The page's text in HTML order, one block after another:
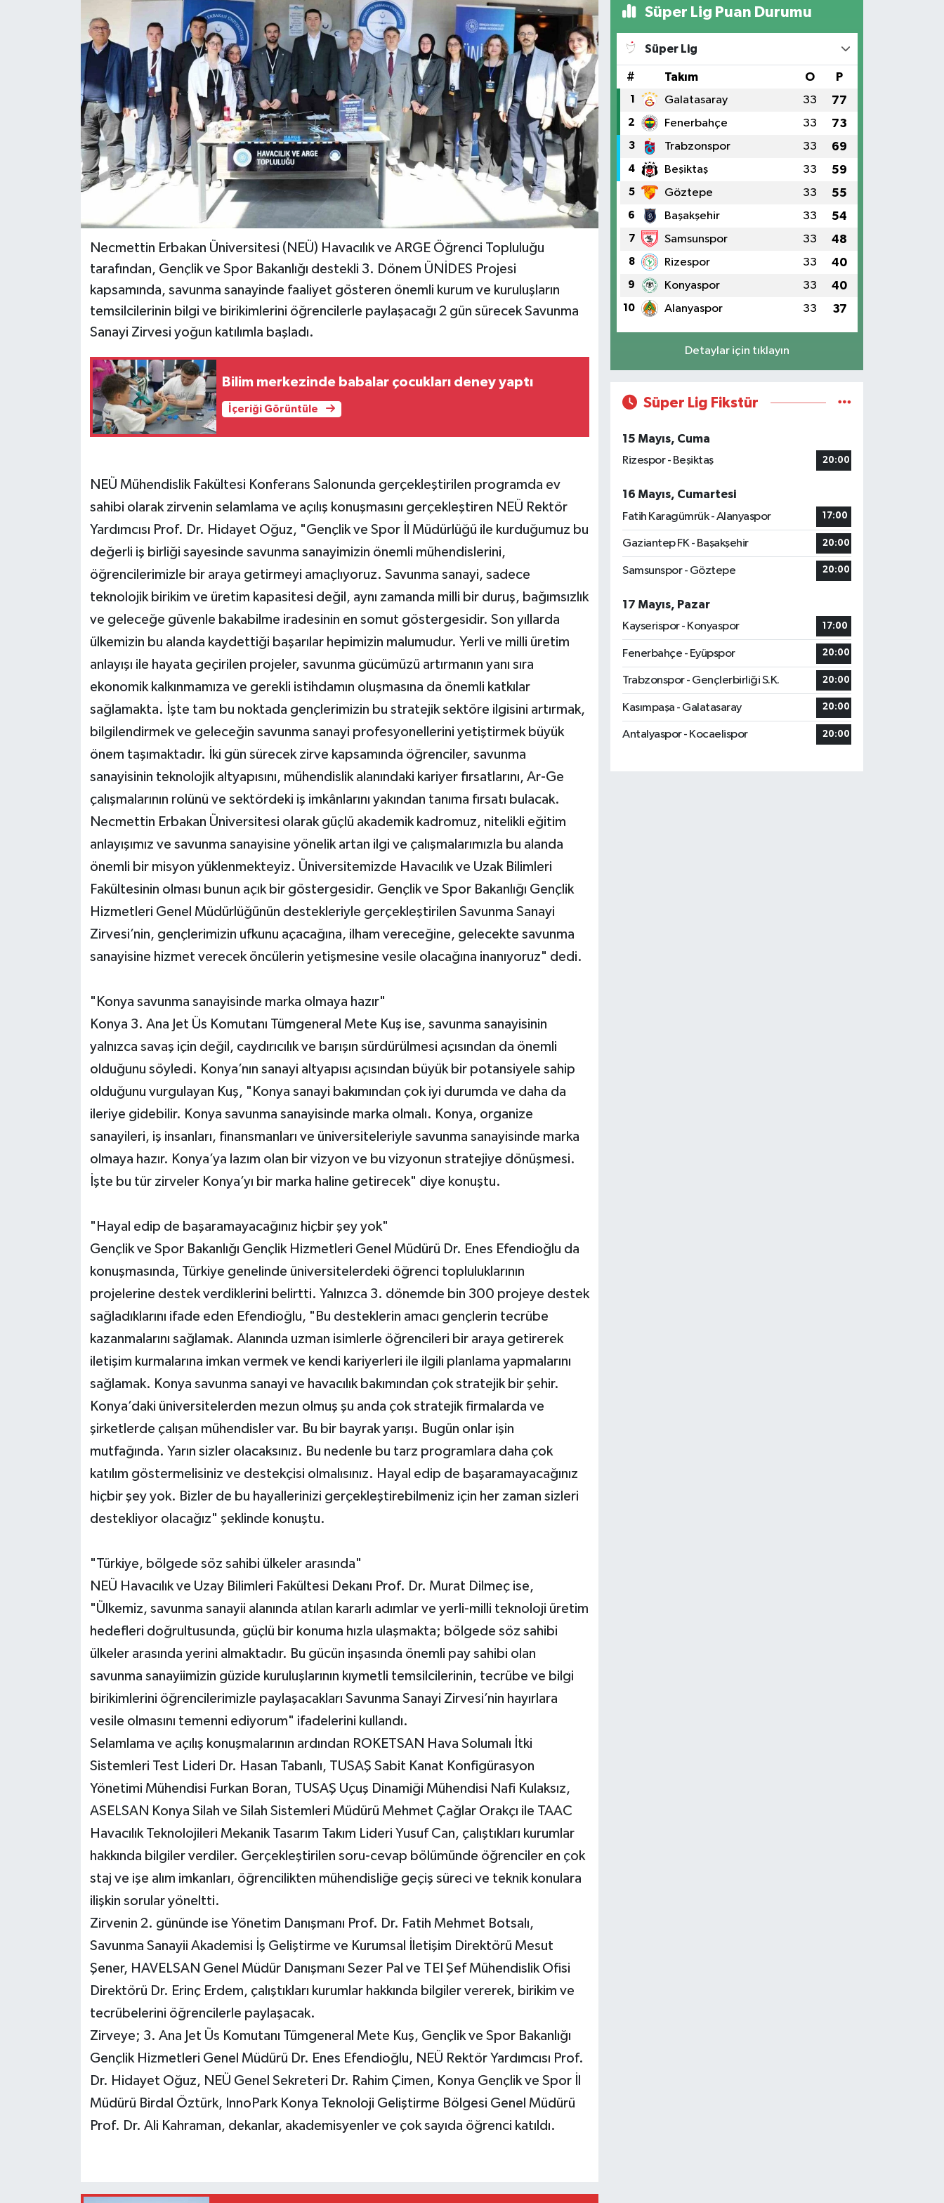
Necmettin Erbakan Üniversitesi (NEÜ) Havacılık ve ARGE Öğrenci Topluluğu
tarafından, Gençlik ve Spor Bakanlığı destekli 3. Dönem ÜNİDES Projesi
kapsamında, savunma sanayinde faaliyet gösteren önemli kurum ve kuruluşların
temsilcilerinin bilgi ve birikimlerini öğrencilerle paylaşacağı 2 gün sürecek Savunma
Sanayi Zirvesi yoğun katılımla başladı.
Bilim merkezinde babalar çocukları deney yaptı
İçeriği Görüntüle
NEÜ Mühendislik Fakültesi Konferans Salonunda gerçekleştirilen programda ev
sahibi olarak zirvenin selamlama ve açılış konuşmasını gerçekleştiren NEÜ Rektör
Yardımcısı Prof. Dr. Hidayet Oğuz, "Gençlik ve Spor İl Müdürlüğü ile kurduğumuz bu
değerli iş birliği sayesinde savunma sanayimizin önemli mühendislerini,
öğrencilerimizle bir araya getirmeyi amaçlıyoruz. Savunma sanayi, sadece
teknolojik birikim ve üretim kapasitesi değil, aynı zamanda milli bir duruş, bağımsızlık
ve geleceğe güvenle bakabilme iradesinin en somut göstergesidir. Son yıllarda
ülkemizin bu alanda kaydettiği başarılar hepimizin malumudur. Yerli ve milli üretim
anlayışı ile hayata geçirilen projeler, savunma gücümüzü artırmanın yanı sıra
ekonomik kalkınmamıza ve gerekli istihdamın oluşmasına da önemli katkılar
sağlamakta. İşte tam bu noktada gençlerimizin bu stratejik sektöre ilgisini artırmak,
bilgilendirmek ve geleceğin savunma sanayi profesyonellerini yetiştirmek büyük
önem taşımaktadır. İki gün sürecek zirve kapsamında öğrenciler, savunma
sanayisinin teknolojik altyapısını, mühendislik alanındaki kariyer fırsatlarını, Ar-Ge
çalışmalarının rolünü ve sektördeki iş imkânlarını yakından tanıma fırsatı bulacak.
Necmettin Erbakan Üniversitesi olarak güçlü akademik kadromuz, nitelikli eğitim
anlayışımız ve savunma sanayisine yönelik artan ilgi ve çalışmalarımızla bu alanda
önemli bir misyon yüklenmekteyiz. Üniversitemizde Havacılık ve Uzak Bilimleri
Fakültesinin olması bunun açık bir göstergesidir. Gençlik ve Spor Bakanlığı Gençlik
Hizmetleri Genel Müdürlüğünün destekleriyle gerçekleştirilen Savunma Sanayi
Zirvesi’nin, gençlerimizin ufkunu açacağına, ilham vereceğine, gelecekte savunma
sanayisine hizmet verecek öncülerin yetişmesine vesile olacağına inanıyoruz" dedi.
"Konya savunma sanayisinde marka olmaya hazır"
Konya 3. Ana Jet Üs Komutanı Tümgeneral Mete Kuş ise, savunma sanayisinin
yalnızca savaş için değil, caydırıcılık ve barışın sürdürülmesi açısından da önemli
olduğunu söyledi. Konya’nın sanayi altyapısı açısından büyük bir potansiyele sahip
olduğunu vurgulayan Kuş, "Konya sanayi bakımından çok iyi durumda ve daha da
ileriye gidebilir. Konya savunma sanayisinde marka olmalı. Konya, organize
sanayileri, iş insanları, finansmanları ve üniversiteleriyle savunma sanayisinde marka
olmaya hazır. Konya’ya lazım olan bir vizyon ve bu vizyonun stratejiye dönüşmesi.
İşte bu tür zirveler Konya’yı bir marka haline getirecek" diye konuştu.
"Hayal edip de başaramayacağınız hiçbir şey yok"
Gençlik ve Spor Bakanlığı Gençlik Hizmetleri Genel Müdürü Dr. Enes Efendioğlu da
konuşmasında, Türkiye genelinde üniversitelerdeki öğrenci topluluklarının
projelerine destek verdiklerini belirtti. Yalnızca 3. dönemde bin 300 projeye destek
sağladıklarını ifade eden Efendioğlu, "Bu desteklerin amacı gençlerin tecrübe
kazanmalarını sağlamak. Alanında uzman isimlerle öğrencileri bir araya getirerek
iletişim kurmalarına imkan vermek ve kendi kariyerleri ile ilgili planlama yapmalarını
sağlamak. Konya savunma sanayi ve havacılık bakımından çok stratejik bir şehir.
Konya’daki üniversitelerden mezun olmuş şu anda çok stratejik firmalarda ve
şirketlerde çalışan mühendisler var. Bu bir bayrak yarışı. Bugün onlar işin
mutfağında. Yarın sizler olacaksınız. Bu nedenle bu tarz programlara daha çok
katılım göstermelisiniz ve destekçisi olmalısınız. Hayal edip de başaramayacağınız
hiçbir şey yok. Bizler de bu hayallerinizi gerçekleştirebilmeniz için her zaman sizleri
destekliyor olacağız" şeklinde konuştu.
"Türkiye, bölgede söz sahibi ülkeler arasında"
NEÜ Havacılık ve Uzay Bilimleri Fakültesi Dekanı Prof. Dr. Murat Dilmeç ise,
"Ülkemiz, savunma sanayii alanında atılan kararlı adımlar ve yerli-milli teknoloji üretim
hedefleri doğrultusunda, güçlü bir konuma hızla ulaşmakta; bölgede söz sahibi
ülkeler arasında yerini almaktadır. Bu gücün inşasında önemli pay sahibi olan
savunma sanayiimizin güzide kuruluşlarının kıymetli temsilcilerinin, tecrübe ve bilgi
birikimlerini öğrencilerimizle paylaşacakları Savunma Sanayi Zirvesi’nin hayırlara
vesile olmasını temenni ediyorum" ifadelerini kullandı.
Selamlama ve açılış konuşmalarının ardından ROKETSAN Hava Solumalı İtki
Sistemleri Test Lideri Dr. Hasan Tabanlı, TUSAŞ Sabit Kanat Konfigürasyon
Yönetimi Mühendisi Furkan Boran, TUSAŞ Uçuş Dinamiği Mühendisi Nafi Kulaksız,
ASELSAN Konya Silah ve Silah Sistemleri Müdürü Mehmet Çağlar Orakçı ile TAAC
Havacılık Teknolojileri Mekanik Tasarım Takım Lideri Yusuf Can, çalıştıkları kurumlar
hakkında bilgiler verdiler. Gerçekleştirilen soru-cevap bölümünde öğrenciler en çok
staj ve işe alım imkanları, öğrencilikten mühendisliğe geçiş süreci ve teknik konulara
ilişkin sorular yöneltti.
Zirvenin 2. gününde ise Yönetim Danışmanı Prof. Dr. Fatih Mehmet Botsalı,
Savunma Sanayii Akademisi İş Geliştirme ve Kurumsal İletişim Direktörü Mesut
Şener, HAVELSAN Genel Müdür Danışmanı Sezer Pal ve TEI Şef Mühendislik Ofisi
Direktörü Dr. Erinç Erdem, çalıştıkları kurumlar hakkında bilgiler vererek, birikim ve
tecrübelerini öğrencilerle paylaşacak.
Zirveye; 3. Ana Jet Üs Komutanı Tümgeneral Mete Kuş, Gençlik ve Spor Bakanlığı
Gençlik Hizmetleri Genel Müdürü Dr. Enes Efendioğlu, NEÜ Rektör Yardımcısı Prof.
Dr. Hidayet Oğuz, NEÜ Genel Sekreteri Dr. Rahim Çimen, Konya Gençlik ve Spor İl
Müdürü Birdal Öztürk, InnoPark Konya Teknoloji Geliştirme Bölgesi Genel Müdürü
Prof. Dr. Ali Kahraman, dekanlar, akademisyenler ve çok sayıda öğrenci katıldı.
Süper Lig Puan Durumu
Süper Lig
# Takım O P
1 Galatasaray 33 77
2 Fenerbahçe 33 73
3 Trabzonspor 33 69
4 Beşiktaş 33 59
5 Göztepe 33 55
6 Başakşehir 33 54
7 Samsunspor 33 48
8 Rizespor 33 40
9 Konyaspor 33 40
10 Alanyaspor 33 37
Detaylar için tıklayın
Süper Lig Fikstür
15 Mayıs, Cuma
Rizespor - Beşiktaş
20:00
16 Mayıs, Cumartesi
Fatih Karagümrük - Alanyaspor
17:00
Gaziantep FK - Başakşehir 20:00
Samsunspor - Göztepe 20:00
17 Mayıs, Pazar
Kayserispor - Konyaspor
17:00
Fenerbahçe - Eyüpspor 20:00
Trabzonspor - Gençlerbirliği S.K. 20:00
Kasımpaşa - Galatasaray 20:00
Antalyaspor - Kocaelispor 20:00
Teknoloji
Tokat Haberleri